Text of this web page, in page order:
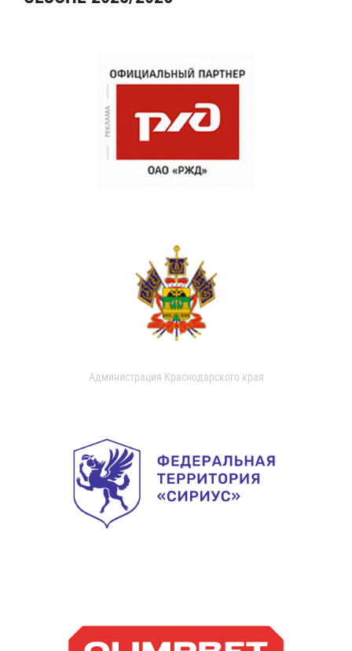
Администрация Краснодарского края